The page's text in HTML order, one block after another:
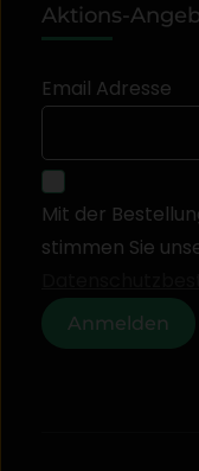
Aktions-
Email Adresse
Mit der
stimmen Sie